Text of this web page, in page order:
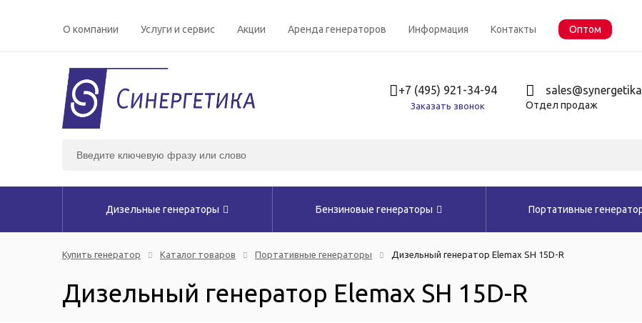
О компании Услуги и сервис Акции Аренда генераторов Информация Контакты Оптом
+7 (495) 921-34-94
Заказать звонок Отдел продаж
Дизельные генераторы Бензиновые генераторы Портативные
Купить генератор Каталог товаров Портативные генераторы Дизельный генератор Elemax SH 15D-R
Дизельный генератор Elemax SH 15D-R